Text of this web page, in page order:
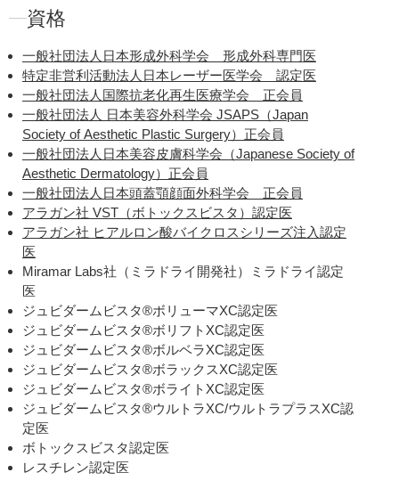
資格
一般社団法人日本形成外科学会 形成外科専門医
特定非営利活動法人日本レーザー医学会 認定医
一般社団法人国際抗老化再生医療学会 正会員
一般社団法人 日本美容外科学会 JSAPS（Japan
Society of Aesthetic Plastic Surgery）正会員
一般社団法人日本美容皮膚科学会（Japanese Society of
Aesthetic Dermatology）正会員
一般社団法人日本頭蓋顎顔面外科学会 正会員
アラガン社 VST（ボトックスビスタ）認定医
アラガン社 ヒアルロン酸バイクロスシリーズ注入認定
医
Miramar Labs社（ミラドライ開発社）ミラドライ認定
医
ジュビダームビスタ®ボリューマXC認定医
ジュビダームビスタ®ボリフトXC認定医
ジュビダームビスタ®ボルベラXC認定医
ジュビダームビスタ®ボラックスXC認定医
ジュビダームビスタ®ボライトXC認定医
ジュビダームビスタ®ウルトラXC/ウルトラプラスXC認
定医
ボトックスビスタ認定医
レスチレン認定医